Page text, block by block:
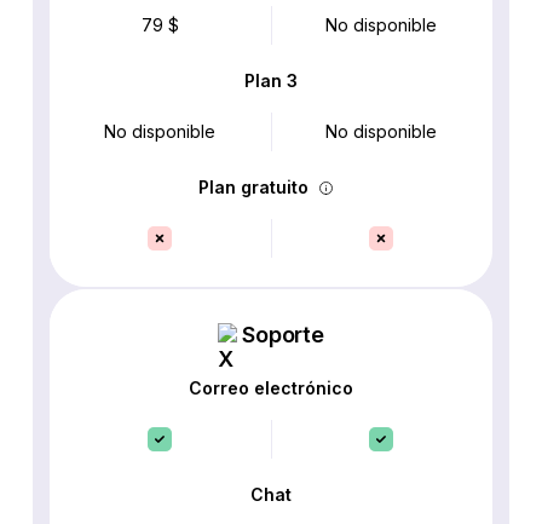
79 $ No disponible
Plan 3
No disponible No disponible
Plan gratuito
Soporte
Correo electrónico
Chat